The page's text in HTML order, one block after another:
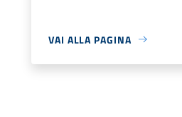
VAI ALLA PAGINA